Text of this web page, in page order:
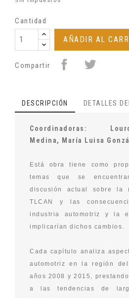
Cantidad
AÑADIR AL
Compartir
DESCRIPCIÓN DETALLES
Coordinadoras:
Medina,
María Luisa
Está obra tiene como
temas que se
discusión actual sobre la
TLCAN y las
industria automotriz y la
implicarían dichos cambios.
Cada capítulo analiza
automotriz en la región
años 2008 y 2015,
a las tendencias de